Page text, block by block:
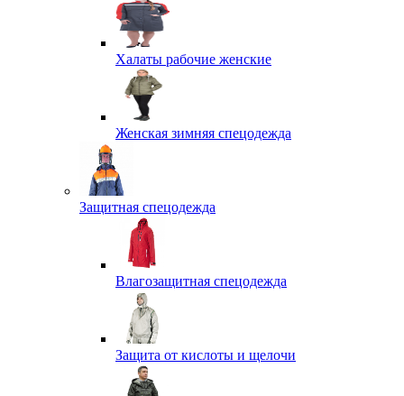
Халаты рабочие женские
Женская зимняя спецодежда
Защитная спецодежда
Влагозащитная спецодежда
Защита от кислоты и щелочи